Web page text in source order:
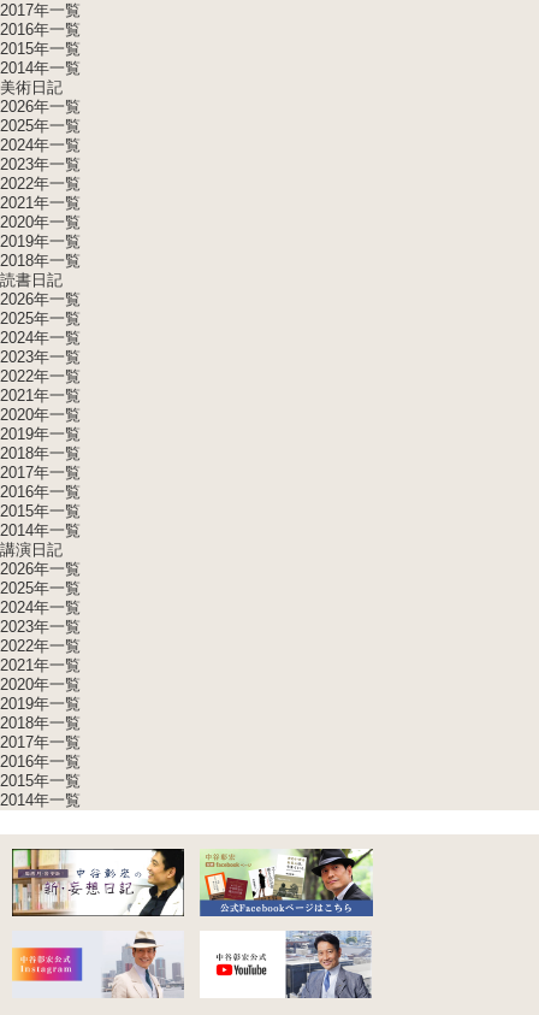
2017年一覧
2016年一覧
2015年一覧
2014年一覧
美術日記
2026年一覧
2025年一覧
2024年一覧
2023年一覧
2022年一覧
2021年一覧
2020年一覧
2019年一覧
2018年一覧
読書日記
2026年一覧
2025年一覧
2024年一覧
2023年一覧
2022年一覧
2021年一覧
2020年一覧
2019年一覧
2018年一覧
2017年一覧
2016年一覧
2015年一覧
2014年一覧
講演日記
2026年一覧
2025年一覧
2024年一覧
2023年一覧
2022年一覧
2021年一覧
2020年一覧
2019年一覧
2018年一覧
2017年一覧
2016年一覧
2015年一覧
2014年一覧